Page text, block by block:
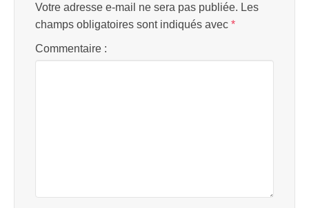
Votre adresse e-mail ne sera pas publiée. Les
champs obligatoires sont indiqués avec *
Commentaire :